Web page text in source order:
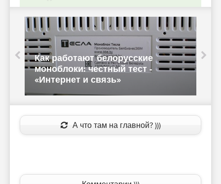
Как работают белорусские
моноблоки: честный тест -
«Интернет и связь»
А что там на главной? )))